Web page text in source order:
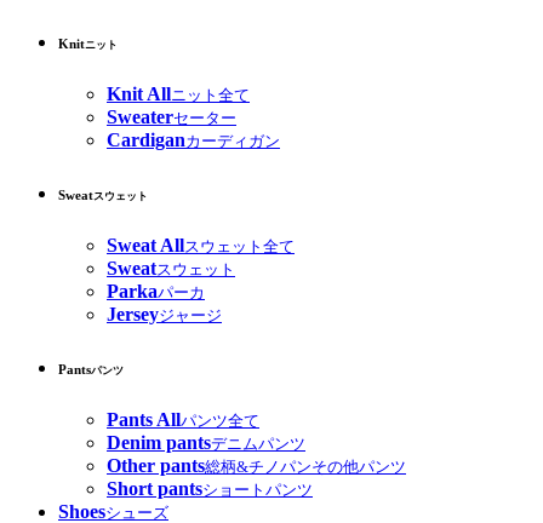
Knitニット
Knit Allニット全て
Sweaterセーター
Cardiganカーディガン
Sweatスウェット
Sweat Allスウェット全て
Sweatスウェット
Parkaパーカ
Jerseyジャージ
Pantsパンツ
Pants Allパンツ全て
Denim pantsデニムパンツ
Other pants総柄&チノパンその他パンツ
Short pantsショートパンツ
Shoesシューズ